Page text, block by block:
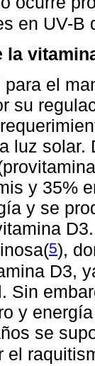
en UV-B
la
el
su
luz solar.
y 35%
y se
(5),
D3,
Sin
y
se
el